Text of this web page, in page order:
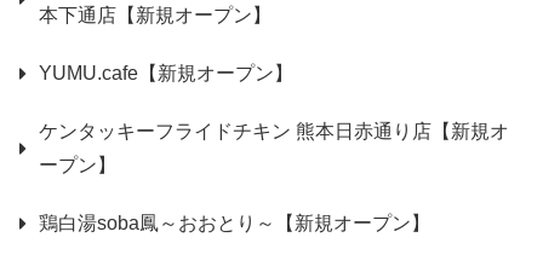
本下通店【新規オープン】
YUMU.cafe【新規オープン】
ケンタッキーフライドチキン 熊本日赤通り店【新規オ
ープン】
鶏白湯soba鳳～おおとり～【新規オープン】